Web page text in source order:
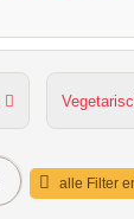
grüner
alle Filter